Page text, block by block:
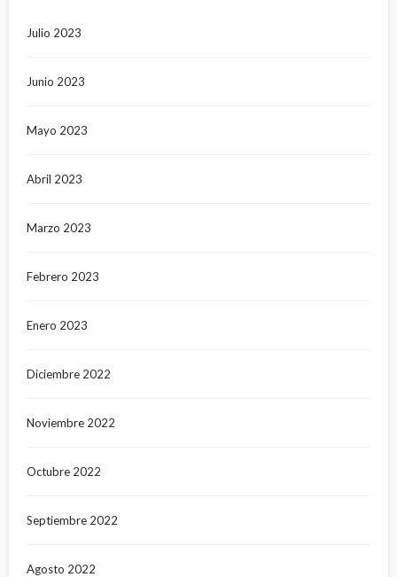
Julio 2023
Junio 2023
Mayo 2023
Abril 2023
Marzo 2023
Febrero 2023
Enero 2023
Diciembre 2022
Noviembre 2022
Octubre 2022
Septiembre 2022
Agosto 2022